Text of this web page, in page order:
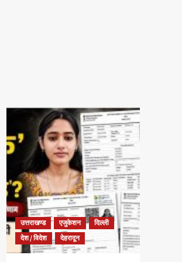
उत्तराखण्ड एजुकेशन
दिल्ली
देश / विदेश
देहरादून